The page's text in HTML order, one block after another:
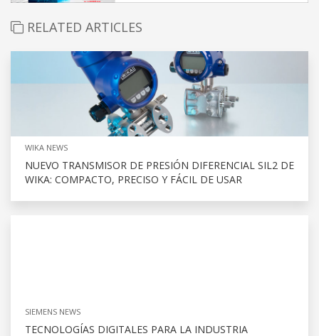
RELATED ARTICLES
WIKA NEWS
NUEVO TRANSMISOR DE PRESIÓN DIFERENCIAL SIL2 DE
WIKA: COMPACTO, PRECISO Y FÁCIL DE USAR
SIEMENS NEWS
TECNOLOGÍAS DIGITALES PARA LA INDUSTRIA